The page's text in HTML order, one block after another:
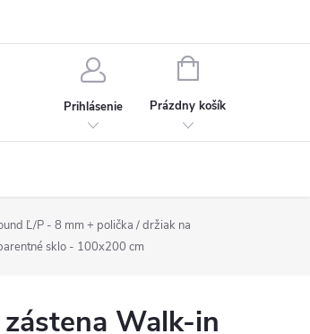
údajov
Prihlásenie
NÁKUPNÝ
Prázdny košík
Ľ/P - 8 mm + polička / držiak na
sklo - 100x200 cm
Walk-in